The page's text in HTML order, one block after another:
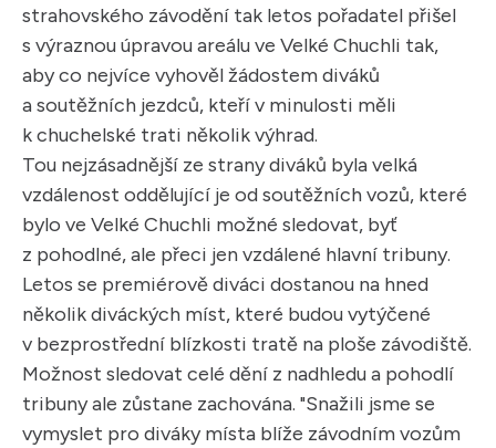
strahovského závodění tak letos pořadatel přišel
s výraznou úpravou areálu ve Velké Chuchli tak,
aby co nejvíce vyhověl žádostem diváků
a soutěžních jezdců, kteří v minulosti měli
k chuchelské trati několik výhrad.
Tou nejzásadnější ze strany diváků byla velká
vzdálenost oddělující je od soutěžních vozů, které
bylo ve Velké Chuchli možné sledovat, byť
z pohodlné, ale přeci jen vzdálené hlavní tribuny.
Letos se premiérově diváci dostanou na hned
několik diváckých míst, které budou vytýčené
v bezprostřední blízkosti tratě na ploše závodiště.
Možnost sledovat celé dění z nadhledu a pohodlí
tribuny ale zůstane zachována. "Snažili jsme se
vymyslet pro diváky místa blíže závodním vozům